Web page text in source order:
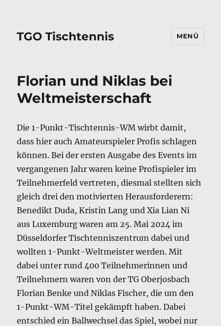
TGO Tischtennis MENÜ
Florian und Niklas bei
Weltmeisterschaft
Die 1-Punkt-Tischtennis-WM wirbt damit,
dass hier auch Amateurspieler Profis schlagen
können. Bei der ersten Ausgabe des Events im
vergangenen Jahr waren keine Profispieler im
Teilnehmerfeld vertreten, diesmal stellten sich
gleich drei den motivierten Herausforderern:
Benedikt Duda, Kristin Lang und Xia Lian Ni
aus Luxemburg waren am 25. Mai 2024 im
Düsseldorfer Tischtenniszentrum dabei und
wollten 1-Punkt-Weltmeister werden. Mit
dabei unter rund 400 Teilnehmerinnen und
Teilnehmern waren von der TG Oberjosbach
Florian Benke und Niklas Fischer, die um den
1-Punkt-WM-Titel gekämpft haben. Dabei
entschied ein Ballwechsel das Spiel, wobei nur